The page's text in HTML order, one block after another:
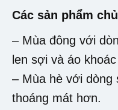
Các sản phẩm
– Mùa đông với
len sợi và áo
– Mùa hè với dòng
thoáng mát hơn.